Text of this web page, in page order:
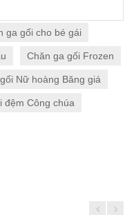
ga gối cho bé gái
Chăn ga gối Frozen
Nữ hoàng Băng giá
đệm Công chúa